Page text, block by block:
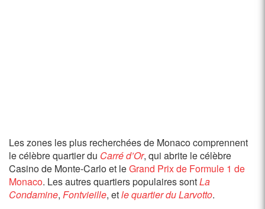
Les zones les plus recherchées de Monaco comprennent
le célèbre quartier du Carré d’Or, qui abrite le célèbre
Casino de Monte-Carlo et leGrand Prix de Formule 1 de
Monaco. Les autres quartiers populaires sontLa
Condamine, Fontvieille, etle quartier du Larvotto.